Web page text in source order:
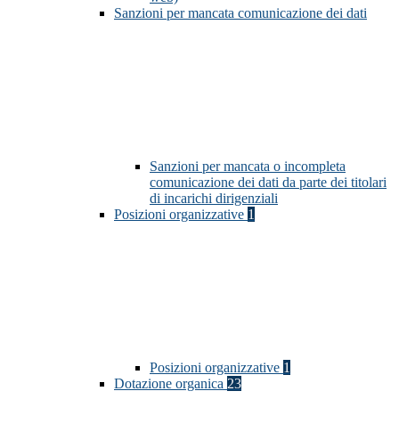
Sanzioni per mancata comunicazione dei dati
Sanzioni per mancata o incompleta
comunicazione dei dati da parte dei titolari
di incarichi dirigenziali
Posizioni organizzative 1
Posizioni organizzative 1
Dotazione organica 23